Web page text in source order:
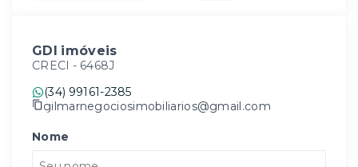
GDI imóveis
CRECI - 6468J
(34) 99161-2385
gilmarnegociosimobiliarios@gmail.com
Nome